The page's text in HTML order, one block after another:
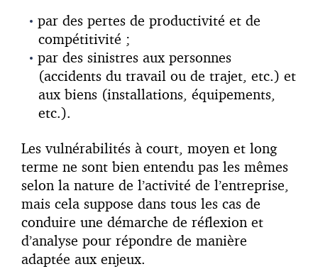
par des pertes de productivité et de
compétitivité ;
par des sinistres aux personnes
(accidents du travail ou de trajet, etc.) et
aux biens (installations, équipements,
etc.).
Les vulnérabilités à court, moyen et long
terme ne sont bien entendu pas les mêmes
selon la nature de l’activité de l’entreprise,
mais cela suppose dans tous les cas de
conduire une démarche de réflexion et
d’analyse pour répondre de manière
adaptée aux enjeux.